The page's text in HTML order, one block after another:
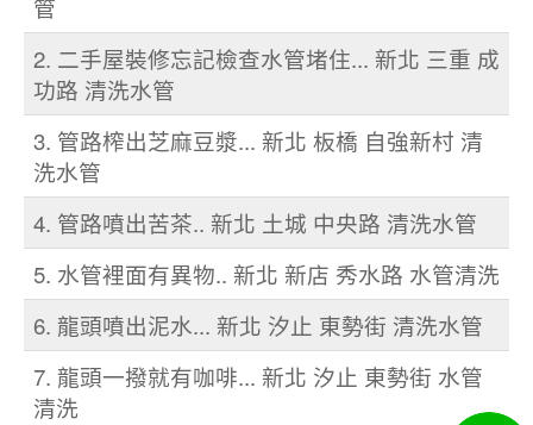
管
2. 二手屋裝修忘記檢查水管堵住... 新北 三重 成
功路 清洗水管
3. 管路榨出芝麻豆漿... 新北 板橋 自強新村 清
洗水管
4. 管路噴出苦茶.. 新北 土城 中央路 清洗水管
5. 水管裡面有異物.. 新北 新店 秀水路 水管清洗
6. 龍頭噴出泥水... 新北 汐止 東勢街 清洗水管
7. 龍頭一撥就有咖啡... 新北 汐止 東勢街 水管
清洗